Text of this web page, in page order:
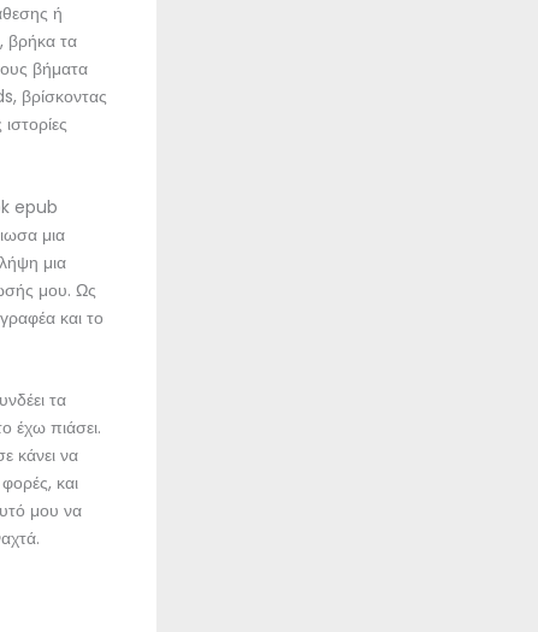
ή
βρήκα τα
βήματα
βρίσκοντας
epub
μια
μια
μου. Ως
και το
τα
έχω πιάσει.
κάνει να
και
μου να